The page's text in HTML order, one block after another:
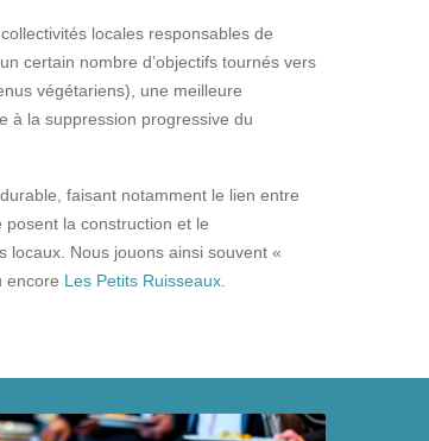
locales responsables de
certain nombre d’objectifs tournés vers
végétariens), une meilleure
à la suppression progressive du
faisant notamment le lien entre
la construction et le
locaux. Nous jouons ainsi souvent «
encore Les Petits Ruisseaux.